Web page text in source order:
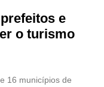
e
o turismo
16 municípios de